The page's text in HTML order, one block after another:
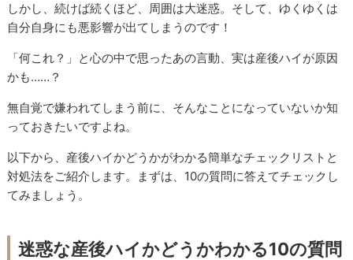
しかし、続けば続くほど、周囲は大迷惑。そして、ゆくゆくは
自分自身にも悪影響が出てしまうのです！
「何これ？」と心の中で思ったあの言動、実は産後ハイが原因
かも……？
無自覚で嫌われてしまう前に、そんなことになっていないか知
っておきたいですよね。
以下から、産後ハイかどうかがわかる簡単なチェックリストと
対処法をご紹介します。まずは、 10の質問に答えてチェックし
てみましょう。
迷惑な産後ハイかどうかわかる10の質問